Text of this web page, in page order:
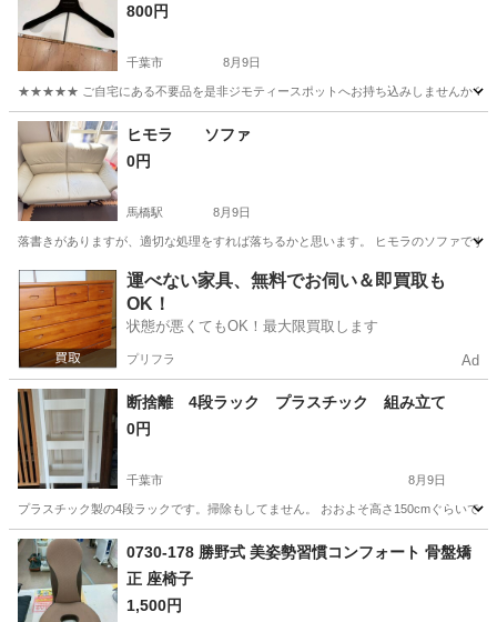
800円
千葉市 8月9日
★★★★★ ご自宅にある不要品を是非ジモティースポットへお持ち込みしませんか？
千葉 千葉市 収納家具
ヒモラ ソファ
0円
馬橋駅 8月9日
落書きがありますが、適切な処理をすれば落ちるかと思います。 ヒモラのソファです。
千葉 松戸市 馬橋駅 ソファ ヒモラ
運べない家具、無料でお伺い＆即買取も
OK！
状態が悪くてもOK！最大限買取します
プリフラ Ad
断捨離 4段ラック プラスチック 組み立て
0円
千葉市 8月9日
プラスチック製の4段ラックです。掃除もしてません。 おおよそ高さ150cmぐらいで
千葉 千葉市 プラスチック
0730-178 勝野式 美姿勢習慣コンフォート 骨盤矯
正 座椅子
1,500円